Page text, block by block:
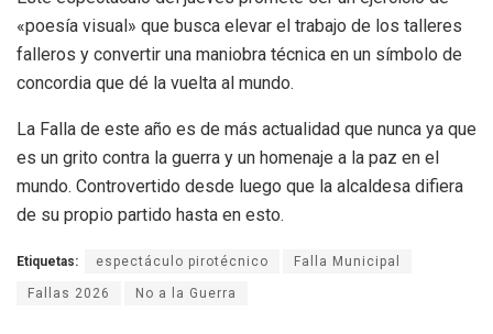
«poesía visual» que busca elevar el trabajo de los talleres
falleros y convertir una maniobra técnica en un símbolo de
concordia que dé la vuelta al mundo.
La Falla de este año es de más actualidad que nunca ya que
es un grito contra la guerra y un homenaje a la paz en el
mundo. Controvertido desde luego que la alcaldesa difiera
de su propio partido hasta en esto.
Etiquetas: espectáculo pirotécnico Falla Municipal
Fallas 2026 No a la Guerra